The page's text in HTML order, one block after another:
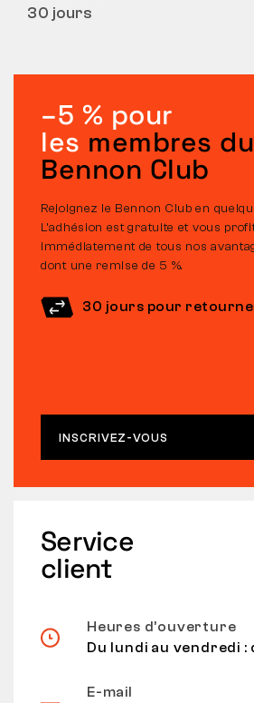
30 jours
–5 % pour
les membres du
Bennon Club
Rejoignez le Bennon Club en
L’adhésion est gratuite et vous
immédiatement de tous nos
dont une remise de 5 %.
30 jours pour
INSCRIVEZ-VOUS
Service
client
Heures d’ouverture
Du lundi au vendredi :
E-mail